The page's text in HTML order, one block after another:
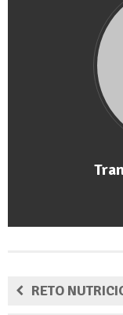
RETO